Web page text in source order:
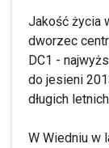
Jakość życia
dworzec
DC1 -
do jesieni
długich
W Wiedniu w